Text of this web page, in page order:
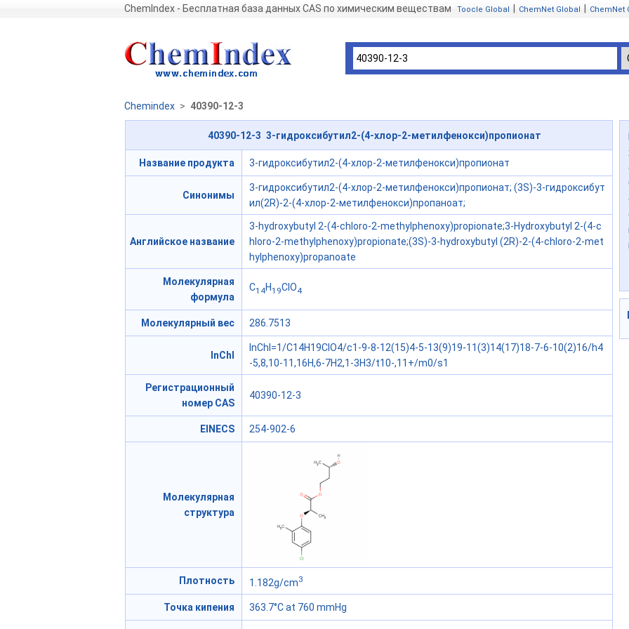
ChemIndex - Бесплатная база данных CAS по химическим веществам Toocle Global ChemNet Global ChemNet
Chemindex > 40390-12-3
40390-12-3 3-гидроксибутил2-(4-хлор-2-метилфенокси)пропионат
Название продукта 3-гидроксибутил2-(4-хлор-2-метилфенокси)пропионат
Синонимы
3-гидроксибутил2-(4-хлор-2-метилфенокси)пропионат; (3S)-3-гидроксибут
ил(2R)-2-(4-хлор-2-метилфенокси)пропаноат;
Английское название
3-hydroxybutyl 2-(4-chloro-2-methylphenoxy)propionate;3-Hydroxybutyl 2-(4-c
hloro-2-methylphenoxy)propionate;(3S)-3-hydroxybutyl (2R)-2-(4-chloro-2-met
hylphenoxy)propanoate
Молекулярная
формула
C14H19ClO4
Молекулярный вес 286.7513
InChI
InChI=1/C14H19ClO4/c1-9-8-12(15)4-5-13(9)19-11(3)14(17)18-7-6-10(2)16/h4
-5,8,10-11,16H,6-7H2,1-3H3/t10-,11+/m0/s1
Регистрационный
номер CAS
40390-12-3
EINECS 254-902-6
Молекулярная
структура
Плотность 1.182g/cm3
Точка кипения 363.7°C at 760 mmHg